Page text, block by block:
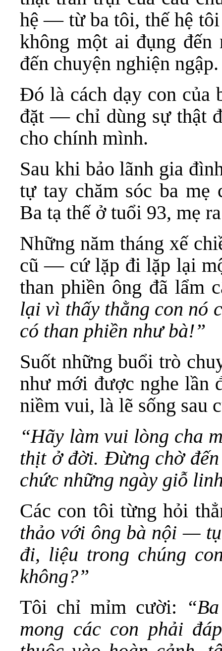
hệ — từ ba tôi, thế hệ
không một ai đụng
đến chuyện nghiện ngập.
Đó là cách dạy con của
đặt — chỉ dùng sự thật
cho chính mình.
Sau khi bảo lãnh gia
tự tay chăm sóc ba mẹ
Ba tạ thế ở tuổi 93, mẹ
Những năm tháng xế
cũ — cứ lặp đi lặp lại
than phiền ông đã lẩm
lại vì thấy thằng con nó
có than phiền như bà!”
Suốt những buổi trò
như mới được nghe lần
niềm vui, là lẽ sống sau
“Hãy làm vui lòng cha
thịt ở đời. Đừng chờ
chức những ngày giỗ
Các con tôi từng hỏi
thảo với ông bà nội —
đi, liệu trong chúng
không?”
Tôi chỉ mỉm cười:
mong các con phải